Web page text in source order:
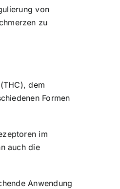
von
zu
dem
Formen
im
auch die
Anwendung